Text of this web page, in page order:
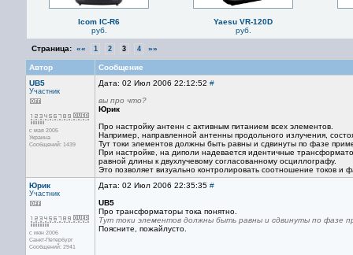
Icom IC-R6
руб.
Yaesu VR-120D
руб.
Страница: «« 1 2 3 4 »»
Автор
Сообщение
UB5
Участник
с мая 2005
Украина
Сообщений: 1439
Дата: 02 Июл 2006 22:12:52 #
вы про что?
Юрик
Про настройку антенн с активным питанием всех элементов.
Например, направленной антенны продольного излучения,
Тут токи элементов должны быть равны и сдвинуты по фазе
При настройке, на диполи надевается идентичные
равной длины к двухлучевому согласованному осциллографу.
Это позволяет визуально контролировать соотношение токов и
Юрик
Участник
с июн 2006
Санкт-Петербург
Сообщений: 2941
Дата: 02 Июл 2006 22:35:35 #
UB5
Про трансформаторы тока понятно.
Тут токи элементов должны быть равны и сдвинуты по фазе
Поясните, пожайлусто.